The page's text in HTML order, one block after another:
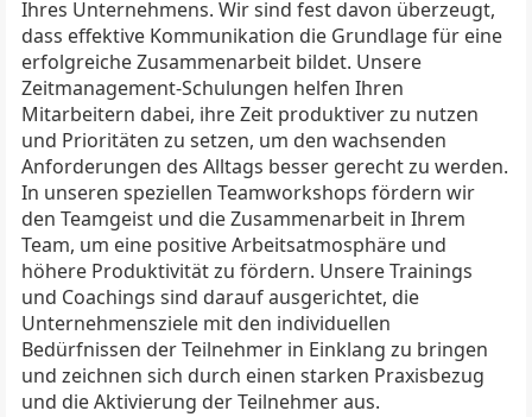
Ihres Unternehmens. Wir sind fest davon überzeugt,
dass effektive Kommunikation die Grundlage für eine
erfolgreiche Zusammenarbeit bildet. Unsere
Zeitmanagement-Schulungen helfen Ihren
Mitarbeitern dabei, ihre Zeit produktiver zu nutzen
und Prioritäten zu setzen, um den wachsenden
Anforderungen des Alltags besser gerecht zu werden.
In unseren speziellen Teamworkshops fördern wir
den Teamgeist und die Zusammenarbeit in Ihrem
Team, um eine positive Arbeitsatmosphäre und
höhere Produktivität zu fördern. Unsere Trainings
und Coachings sind darauf ausgerichtet, die
Unternehmensziele mit den individuellen
Bedürfnissen der Teilnehmer in Einklang zu bringen
und zeichnen sich durch einen starken Praxisbezug
und die Aktivierung der Teilnehmer aus.